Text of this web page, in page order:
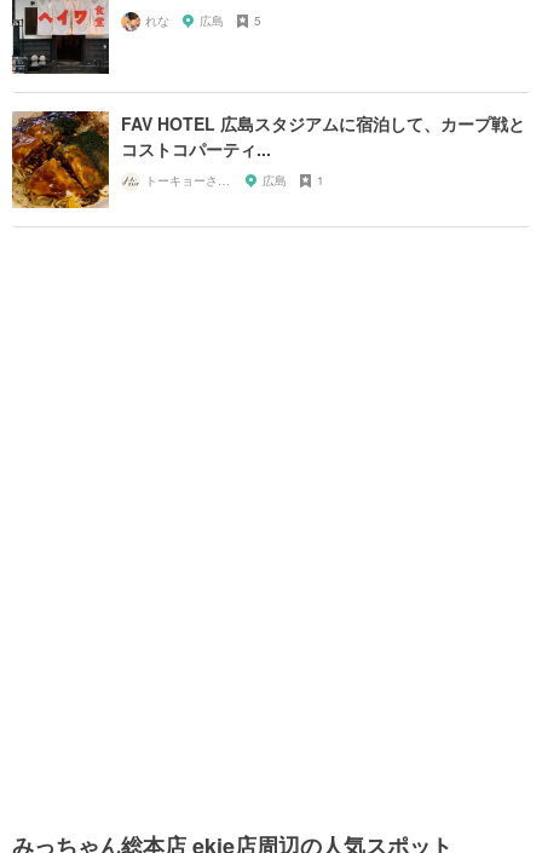
れな 広島 5
FAV HOTEL 広島スタジアムに宿泊して、カープ戦と
コストコパーティ...
トーキョーさんぽ 広島 1
みっちゃん総本店 ekie店周辺の人気スポット